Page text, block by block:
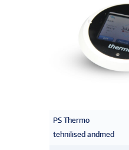
PS Thermo
tehnilised andmed